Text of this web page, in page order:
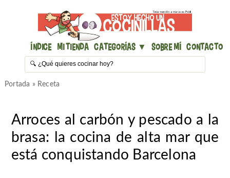
Índice Mi Tienda Categorías ▼ Sobre mí Contacto
Portada » Receta
Arroces al carbón y pescado a la
brasa: la cocina de alta mar que
está conquistando Barcelona